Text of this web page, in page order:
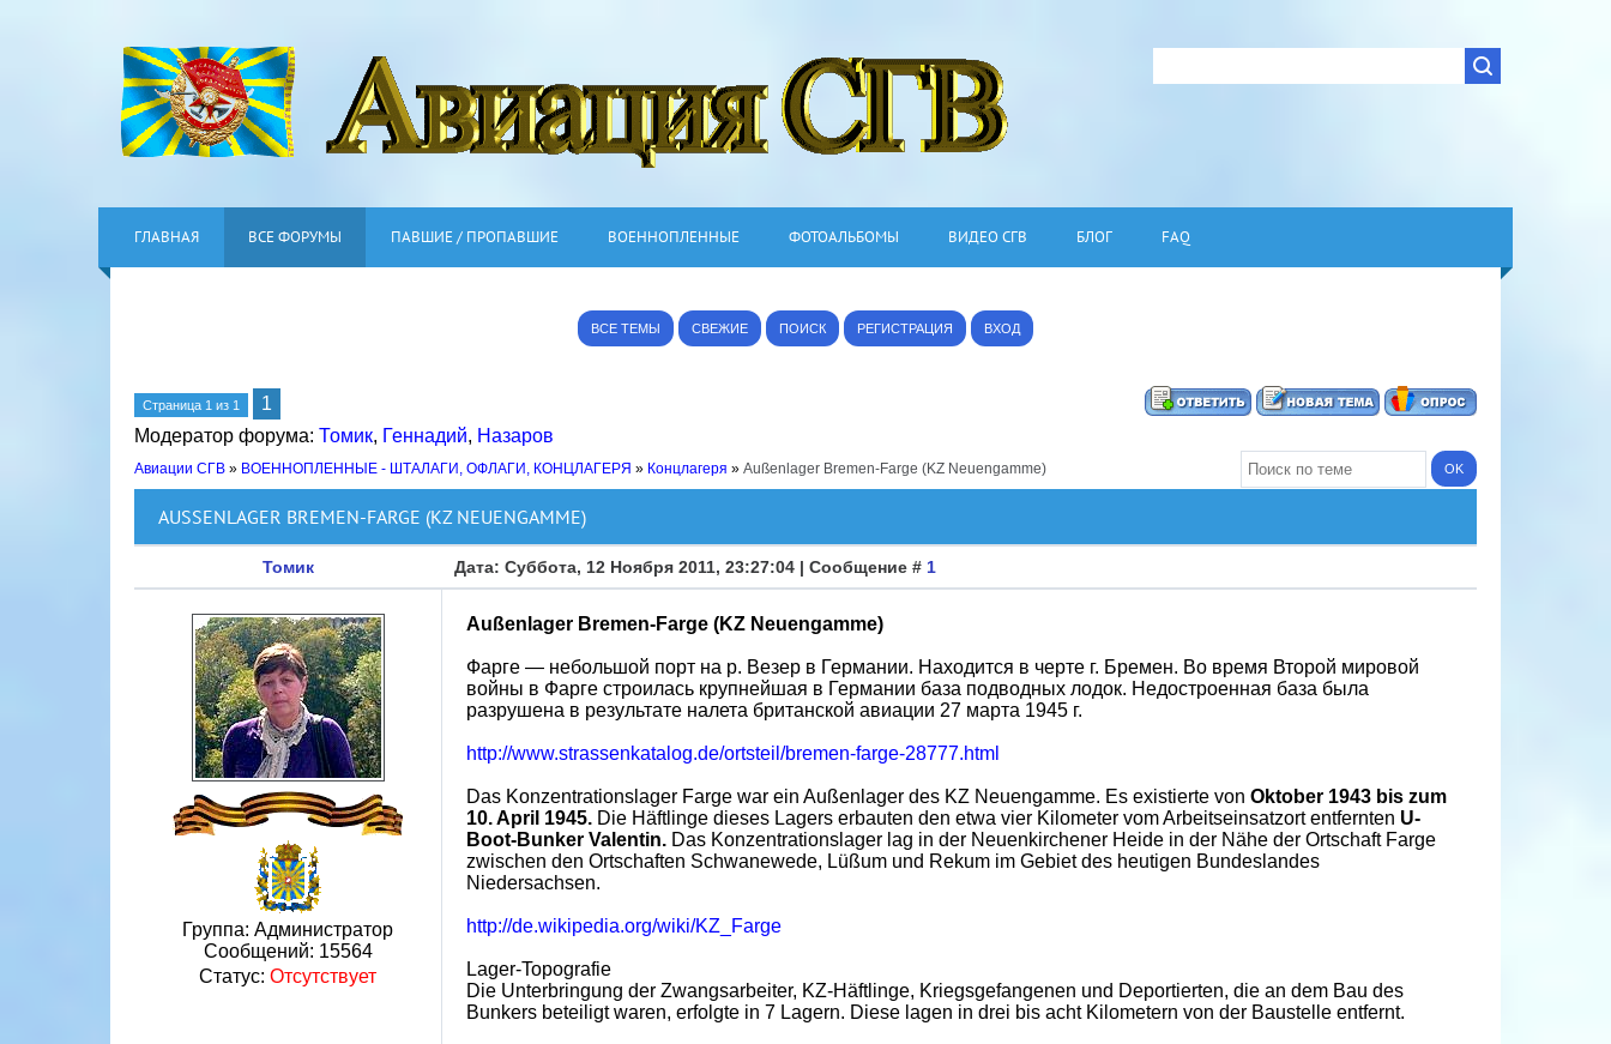
ГЛАВНАЯ ВСЕ ФОРУМЫ ПАВШИЕ / ПРОПАВШИЕ ВОЕННОПЛЕННЫЕ ФОТОАЛЬБОМЫ ВИДЕО СГВ БЛОГ FAQ
ВСЕ ТЕМЫ СВЕЖИЕ ПОИСК РЕГИСТРАЦИЯ ВХОД
Страница 1 из 1
1
Модератор форума: Томик, Геннадий, Назаров
Авиации СГВ » ВОЕННОПЛЕННЫЕ - ШТАЛАГИ, ОФЛАГИ, КОНЦЛАГЕРЯ » Концлагеря » Außenlager Bremen-Farge (KZ Neuengamme)
AUSSENLAGER BREMEN-FARGE (KZ NEUENGAMME)
Томик Дата: Суббота, 12 Ноября 2011, 23:27:04 | Сообщение # 1
Группа: Администратор
Сообщений: 15564
Статус: Отсутствует
Außenlager Bremen-Farge (KZ Neuengamme)
Фарге — небольшой порт на р. Везер в Германии. Находится в черте г. Бремен. Во время Второй мировой
войны в Фарге строилась крупнейшая в Германии база подводных лодок. Недостроенная база была
разрушена в результате налета британской авиации 27 марта 1945 г.
http://www.strassenkatalog.de/ortsteil/bremen-farge-28777.html
Das Konzentrationslager Farge war ein Außenlager des KZ Neuengamme. Es existierte von Oktober 1943 bis zum
10. April 1945. Die Häftlinge dieses Lagers erbauten den etwa vier Kilometer vom Arbeitseinsatzort entfernten U-
Boot-Bunker Valentin. Das Konzentrationslager lag in der Neuenkirchener Heide in der Nähe der Ortschaft Farge
zwischen den Ortschaften Schwanewede, Lüßum und Rekum im Gebiet des heutigen Bundeslandes
Niedersachsen.
http://de.wikipedia.org/wiki/KZ_Farge
Lager-Topografie
Die Unterbringung der Zwangsarbeiter, KZ-Häftlinge, Kriegsgefangenen und Deportierten, die an dem Bau des
Bunkers beteiligt waren, erfolgte in 7 Lagern. Diese lagen in drei bis acht Kilometern von der Baustelle entfernt.